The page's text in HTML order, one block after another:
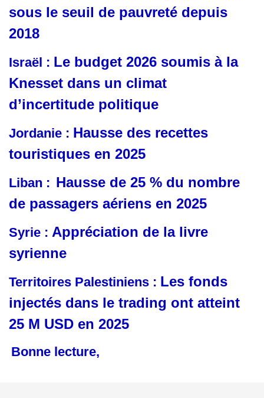
sous le seuil de pauvreté depuis
2018
Israël : Le budget 2026 soumis à la
Knesset dans un climat
d’incertitude politique
Jordanie : Hausse des recettes
touristiques en 2025
Liban : Hausse de 25 % du nombre
de passagers aériens en 2025
Syrie : Appréciation de la livre
syrienne
Territoires Palestiniens : Les fonds
injectés dans le trading ont atteint
25 M USD en 2025
Bonne lecture,